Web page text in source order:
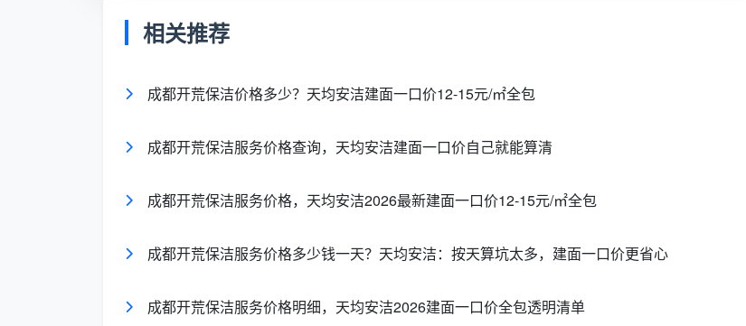
你家已经入住、只是需要定期打扫——那就是日常保洁。搞错了服务类型，请十个日常保洁阿姨也清
三、拨通电话后，根据你的需求问对问题
价签合同即锁定，中途零增项。
项精保洁清单。
“清洁五金件和瓷砖用的是什么清洁剂？会不会伤表面？”——标准答案应该是进口中性清洁剂，不
相关推荐
成都开荒保洁价格多少？天均安洁建面一口价12-15元/㎡全包
成都开荒保洁服务价格查询，天均安洁建面一口价自己就能算清
成都开荒保洁服务价格，天均安洁2026最新建面一口价12-15元/㎡全包
成都开荒保洁服务价格多少钱一天？天均安洁：按天算坑太多，建面一口价更省心
成都开荒保洁服务价格明细，天均安洁2026建面一口价全包透明清单